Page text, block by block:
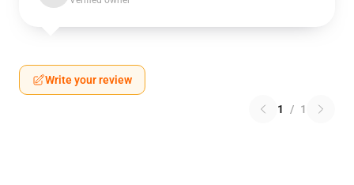
Write your review
1 / 1